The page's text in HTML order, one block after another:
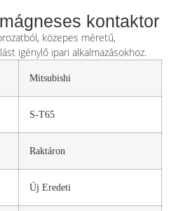
kontaktor
közepes méretű,
igénylő ipari alkalmazásokhoz.
Mitsubishi
S-T65
Raktáron
Új Eredeti